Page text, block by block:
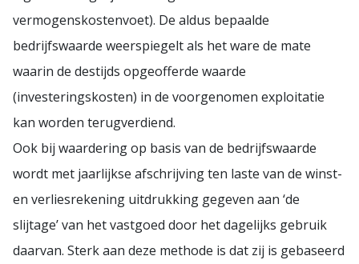
vermogenskostenvoet). De aldus bepaalde
bedrijfswaarde weerspiegelt als het ware de mate
waarin de destijds opgeofferde waarde
(investeringskosten) in de voorgenomen exploitatie
kan worden terugverdiend.
Ook bij waardering op basis van de bedrijfswaarde
wordt met jaarlijkse afschrijving ten laste van de winst-
en verliesrekening uitdrukking gegeven aan ‘de
slijtage’ van het vastgoed door het dagelijks gebruik
daarvan. Sterk aan deze methode is dat zij is gebaseerd